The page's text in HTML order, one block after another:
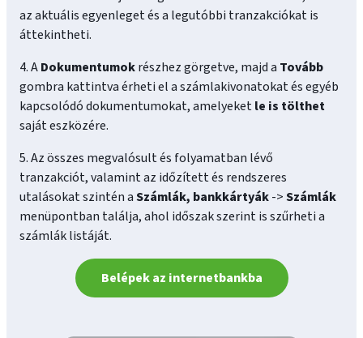
az aktuális egyenleget és a legutóbbi tranzakciókat is
áttekintheti.
4. ADokumentumokrészhez görgetve, majd a Tovább
gombra kattintva érheti el a számlakivonatokat és egyéb
kapcsolódó dokumentumokat, amelyeketle is tölthet
saját eszközére.
5. Az összes megvalósult és folyamatban lévő
tranzakciót, valamint az időzített és rendszeres
utalásokat szintén aSzámlák, bankkártyák->Számlák
menüpontban találja, ahol időszak szerint is szűrheti a
számlák listáját.
Belépek az internetbankba